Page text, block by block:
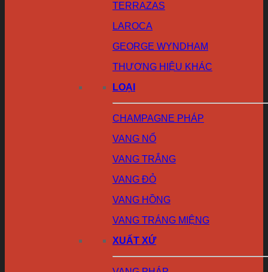
TERRAZAS
LAROCA
GEORGE WYNDHAM
THƯƠNG HIỆU KHÁC
LOẠI
CHAMPAGNE PHÁP
VANG NỔ
VANG TRẮNG
VANG ĐỎ
VANG HỒNG
VANG TRÁNG MIỆNG
XUẤT XỨ